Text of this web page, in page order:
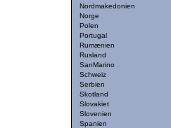
Nordmakedonien
Norge
Polen
Portugal
Rumænien
Rusland
SanMarino
Schweiz
Serbien
Skotland
Slovakiet
Slovenien
Spanien